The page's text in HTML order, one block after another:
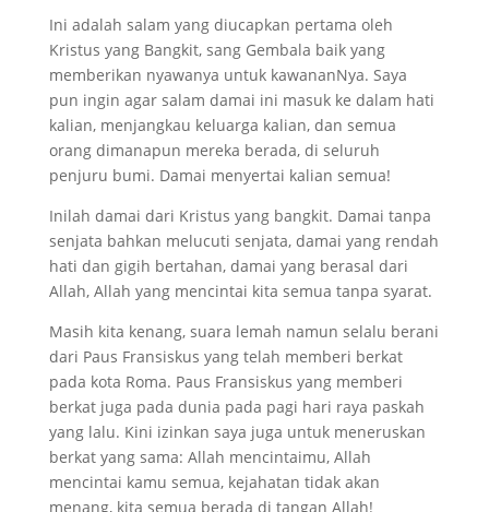
Ini adalah salam yang diucapkan pertama oleh
Kristus yang Bangkit, sang Gembala baik yang
memberikan nyawanya untuk kawananNya. Saya
pun ingin agar salam damai ini masuk ke dalam hati
kalian, menjangkau keluarga kalian, dan semua
orang dimanapun mereka berada, di seluruh
penjuru bumi. Damai menyertai kalian semua!
Inilah damai dari Kristus yang bangkit. Damai tanpa
senjata bahkan melucuti senjata, damai yang rendah
hati dan gigih bertahan, damai yang berasal dari
Allah, Allah yang mencintai kita semua tanpa syarat.
Masih kita kenang, suara lemah namun selalu berani
dari Paus Fransiskus yang telah memberi berkat
pada kota Roma. Paus Fransiskus yang memberi
berkat juga pada dunia pada pagi hari raya paskah
yang lalu. Kini izinkan saya juga untuk meneruskan
berkat yang sama: Allah mencintaimu, Allah
mencintai kamu semua, kejahatan tidak akan
menang, kita semua berada di tangan Allah!